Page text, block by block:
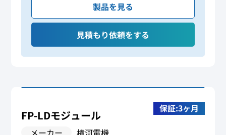
製品を見る
見積もり依頼をする
保証:3ヶ月
FP-LDモジュール
メーカー
横河電機